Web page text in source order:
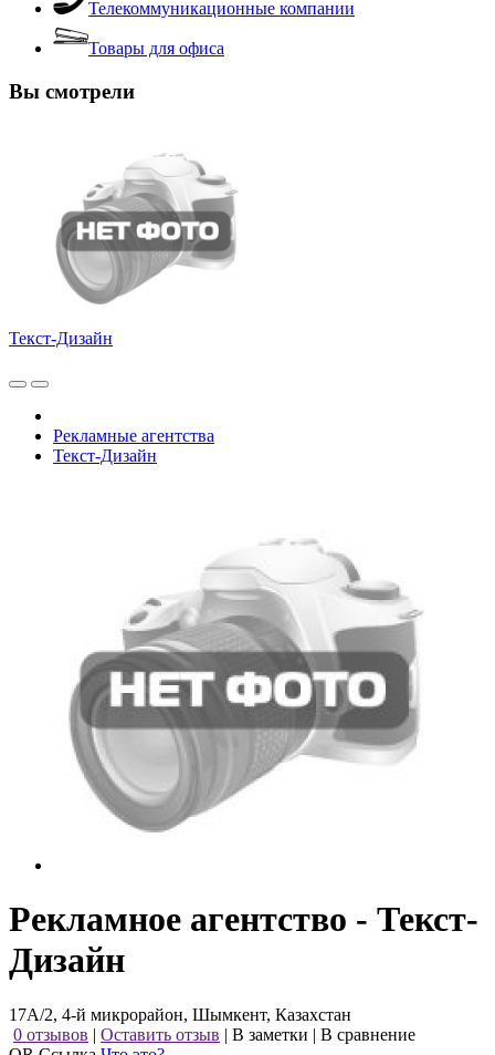
Телекоммуникационные компании
Товары для офиса
Вы смотрели
Текст-Дизайн
Рекламные агентства
Текст-Дизайн
Рекламное агентство - Текст-
Дизайн
17А/2, 4-й микрорайон, Шымкент, Казахстан
0 отзывов | Оставить отзыв | В заметки | В сравнение